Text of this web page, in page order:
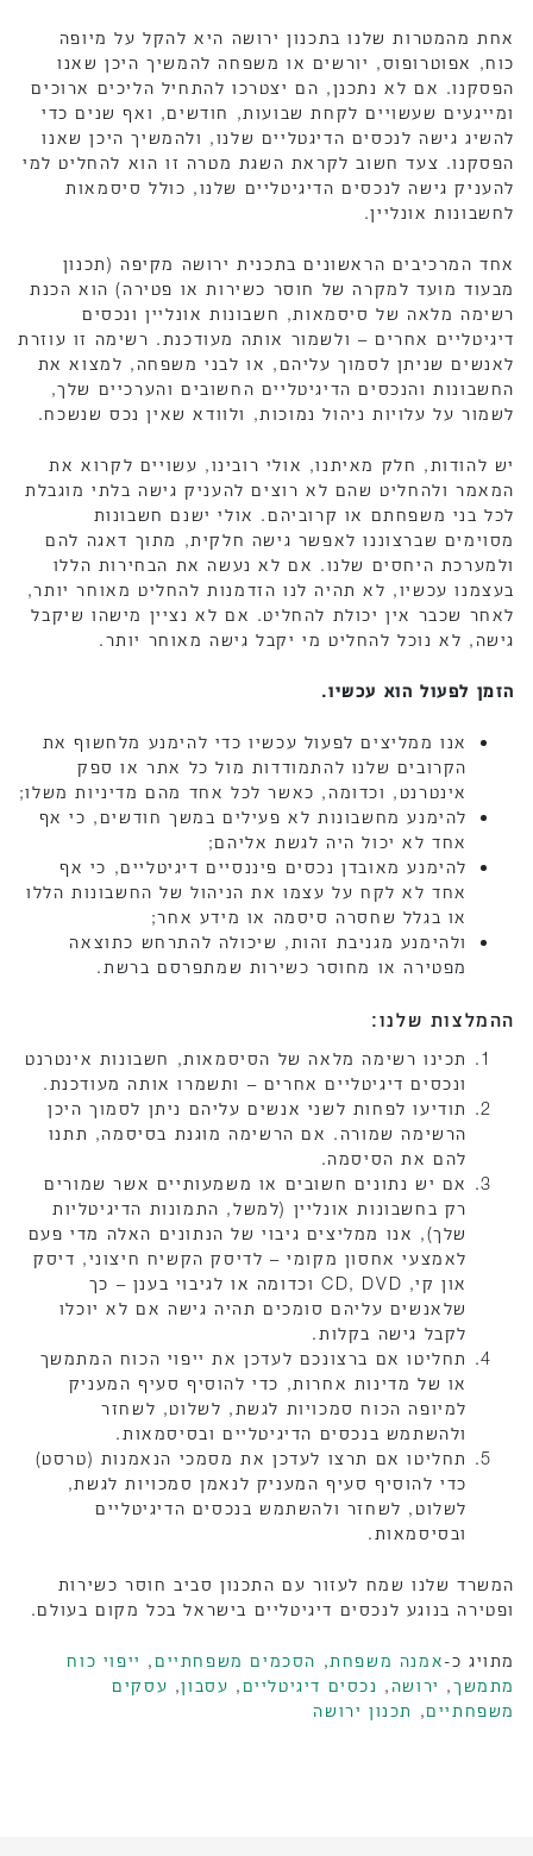
אחת מהמטרות שלנו בתכנון ירושה היא להקל על מיופה
כוח, אפוטרופוס, יורשים או משפחה להמשיך היכן שאנו
הפסקנו. אם לא נתכנן, הם יצטרכו להתחיל הליכים ארוכים
ומייגעים שעשויים לקחת שבועות, חודשים, ואף שנים כדי
להשיג גישה לנכסים הדיגטליים שלנו, ולהמשיך היכן שאנו
הפסקנו. צעד חשוב לקראת השגת מטרה זו הוא להחליט למי
להעניק גישה לנכסים הדיגיטליים שלנו, כולל סיסמאות
לחשבונות אונליין.
אחד המרכיבים הראשונים בתכנית ירושה מקיפה (תכנון
מבעוד מועד למקרה של חוסר כשירות או פטירה) הוא הכנת
רשימה מלאה של סיסמאות, חשבונות אונליין ונכסים
דיגיטליים אחרים – ולשמור אותה מעודכנת. רשימה זו עוזרת
לאנשים שניתן לסמוך עליהם, או לבני משפחה, למצוא את
החשבונות והנכסים הדיגיטליים החשובים והערכיים שלך,
לשמור על עלויות ניהול נמוכות, ולוודא שאין נכס שנשכח.
יש להודות, חלק מאיתנו, אולי רובינו, עשויים לקרוא את
המאמר ולהחליט שהם לא רוצים להעניק גישה בלתי מוגבלת
לכל בני משפחתם או קרוביהם. אולי ישנם חשבונות
מסוימים שברצוננו לאפשר גישה חלקית, מתוך דאגה להם
ולמערכת היחסים שלנו. אם לא נעשה את הבחירות הללו
בעצמנו עכשיו, לא תהיה לנו הזדמנות להחליט מאוחר יותר,
לאחר שכבר אין יכולת להחליט. אם לא נציין מישהו שיקבל
גישה, לא נוכל להחליט מי יקבל גישה מאוחר יותר.
הזמן לפעול הוא עכשיו.
אנו ממליצים לפעול עכשיו כדי להימנע מלחשוף את
הקרובים שלנו להתמודדות מול כל אתר או ספק
אינטרנט, וכדומה, כאשר לכל אחד מהם מדיניות משלו;
להימנע מחשבונות לא פעילים במשך חודשים, כי אף
אחד לא יכול היה לגשת אליהם;
להימנע מאובדן נכסים פיננסיים דיגיטליים, כי אף
אחד לא לקח על עצמו את הניהול של החשבונות הללו
או בגלל שחסרה סיסמה או מידע אחר;
ולהימנע מגניבת זהות, שיכולה להתרחש כתוצאה
מפטירה או מחוסר כשירות שמתפרסם ברשת.
ההמלצות שלנו:
תכינו רשימה מלאה של הסיסמאות, חשבונות אינטרנט
ונכסים דיגיטליים אחרים – ותשמרו אותה מעודכנת.
תודיעו לפחות לשני אנשים עליהם ניתן לסמוך היכן
הרשימה שמורה. אם הרשימה מוגנת בסיסמה, תתנו
להם את הסיסמה.
אם יש נתונים חשובים או משמעותיים אשר שמורים
רק בחשבונות אונליין (למשל, התמונות הדיגיטליות
שלך), אנו ממליצים גיבוי של הנתונים האלה מדי פעם
לאמצעי אחסון מקומי – לדיסק הקשיח חיצוני, דיסק
און קי, CD, DVD וכדומה או לגיבוי בענן – כך
שלאנשים עליהם סומכים תהיה גישה אם לא יוכלו
לקבל גישה בקלות.
תחליטו אם ברצונכם לעדכן את ייפוי הכוח המתמשך
או של מדינות אחרות, כדי להוסיף סעיף המעניק
למיופה הכוח סמכויות לגשת, לשלוט, לשחזר
ולהשתמש בנכסים הדיגיטליים ובסיסמאות.
תחליטו אם תרצו לעדכן את מסמכי הנאמנות (טרסט)
כדי להוסיף סעיף המעניק לנאמן סמכויות לגשת,
לשלוט, לשחזר ולהשתמש בנכסים הדיגיטליים
ובסיסמאות.
המשרד שלנו שמח לעזור עם התכנון סביב חוסר כשירות
ופטירה בנוגע לנכסים דיגיטליים בישראל בכל מקום בעולם.
מתויג כ-אמנה משפחת, הסכמים משפחתיים, ייפוי כוח
מתמשך, ירושה, נכסים דיגיטליים, עסבון, עסקים
משפחתיים, תכנון ירושה